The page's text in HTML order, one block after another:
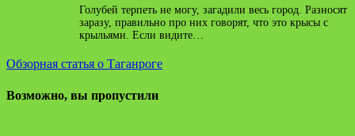
Голубей терпеть не могу, загадили весь город. Разносят
заразу, правильно про них говорят, что это крысы с
крыльями. Если видите…
Обзорная статья о Таганроге
Возможно, вы пропустили